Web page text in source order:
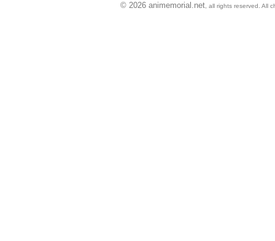
© 2026 animemorial.net , all rights reserved. All